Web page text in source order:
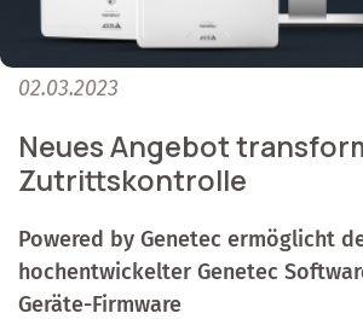
02.03.2023
Neues Angebot
Zutrittskontrolle
Powered by Genetec ermöglicht
hochentwickelter Genetec
Geräte-Firmware